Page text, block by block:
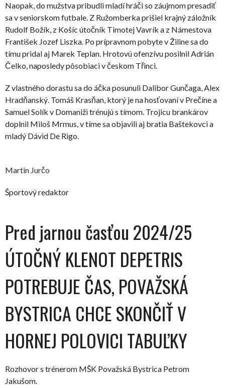
Naopak, do mužstva pribudli mladí hráči so záujmom presadiť
sa v seniorskom futbale. Z Ružomberka prišiel krajný záložník
Rudolf Božík, z Košíc útočník Timotej Vavrík a z Námestova
František Jozef Liszka. Po prípravnom pobyte v Žiline sa do
tímu pridal aj Marek Teplan. Hrotovú ofenzívu posilnil Adrián
Čelko, naposledy pôsobiaci v českom Třinci.
Z vlastného dorastu sa do áčka posunuli Dalibor Gunčaga, Alex
Hradňanský. Tomáš Krasňan, ktorý je na hosťovaní v Prečíne a
Samuel Solík v Domaniži trénujú s tímom. Trojicu brankárov
doplnil Miloš Mrmus, v tíme sa objavili aj bratia Baštekovci a
mladý Dávid De Rigo.
Martin Jurčo
Športový redaktor
Pred jarnou časťou 2024/25
ÚTOČNÝ KLENOT DEPETRIS
POTREBUJE ČAS, POVAŽSKÁ
BYSTRICA CHCE SKONČIŤ V
HORNEJ POLOVICI TABUĽKY
Rozhovor s trénerom MŠK Považská Bystrica Petrom
Jakušom.